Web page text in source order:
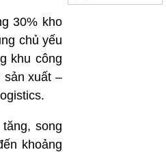
30% kho
chủ yếu
khu công
sản xuất –
song
khoảng